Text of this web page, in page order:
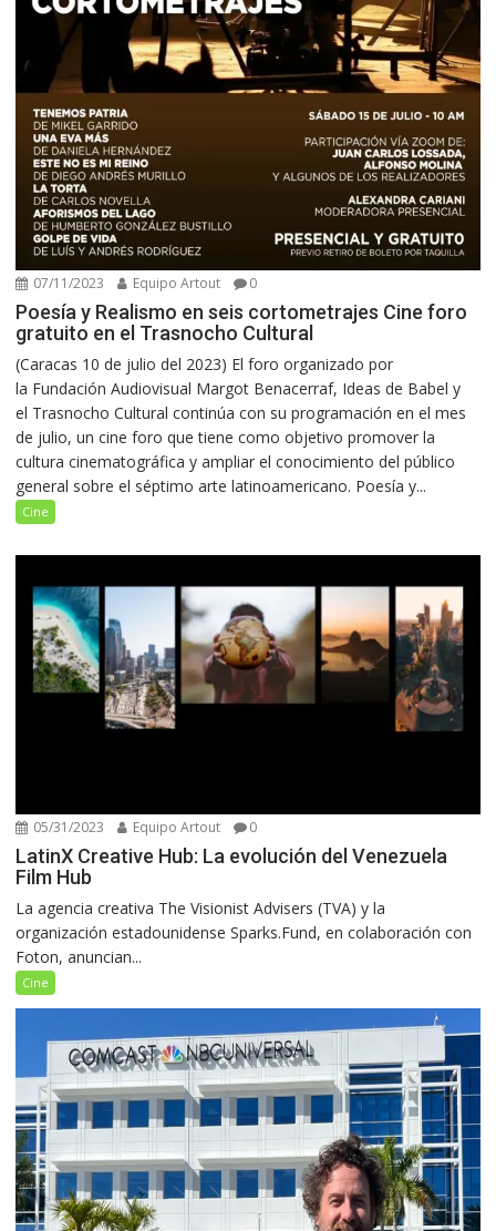
07/11/2023 Equipo Artout 0
Poesía y Realismo en seis cortometrajes Cine foro
gratuito en el Trasnocho Cultural
(Caracas 10 de julio del 2023) El foro organizado por
la Fundación Audiovisual Margot Benacerraf, Ideas de Babel y
el Trasnocho Cultural continúa con su programación en el mes
de julio, un cine foro que tiene como objetivo promover la
cultura cinematográfica y ampliar el conocimiento del público
general sobre el séptimo arte latinoamericano. Poesía y...
Cine
05/31/2023 Equipo Artout 0
LatinX Creative Hub: La evolución del Venezuela
Film Hub
La agencia creativa The Visionist Advisers (TVA) y la
organización estadounidense Sparks.Fund, en colaboración con
Foton, anuncian...
Cine